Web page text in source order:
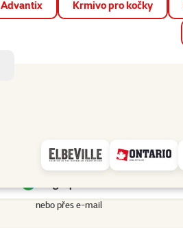
📱 Stáhněte
Advantix Krmivo pro kočky
nebo přes e-mail